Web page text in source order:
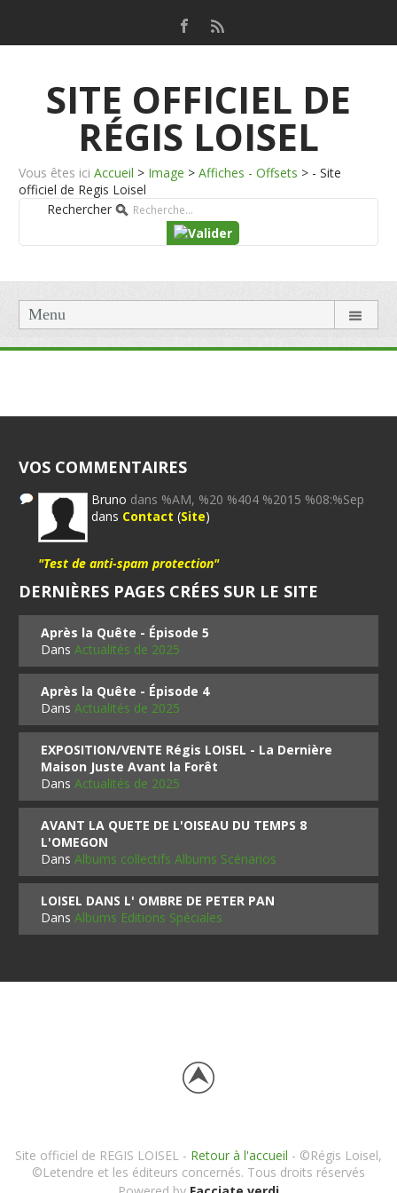
SITE OFFICIEL DE
RÉGIS LOISEL
Vous êtes ici Accueil > Image > Affiches - Offsets > - Site
officiel de Regis Loisel
Rechercher
Menu
VOS COMMENTAIRES
Bruno dans %AM, %20 %404 %2015 %08:%Sep
dans Contact (Site)
"Test de anti-spam protection"
DERNIÈRES PAGES CRÉES SUR LE SITE
Après la Quête - Épisode 5
DansActualités de 2025
Après la Quête - Épisode 4
DansActualités de 2025
EXPOSITION/VENTE Régis LOISEL - La Dernière
Maison Juste Avant la Forêt
DansActualités de 2025
AVANT LA QUETE DE L'OISEAU DU TEMPS 8
L'OMEGON
DansAlbums collectifs Albums Scénarios
LOISEL DANS L' OMBRE DE PETER PAN
DansAlbums Editions Spéciales
Site officiel de REGIS LOISEL - Retour à l'accueil - ©Régis Loisel,
©Letendre et les éditeurs concernés. Tous droits réservés